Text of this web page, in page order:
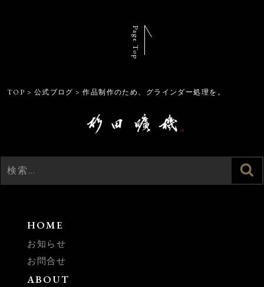
Page Top
TOP > 公式ブログ >作品制作のため、グラインダー処理を。
検
索:
HOME
お知らせ
お問合せ
ABOUT